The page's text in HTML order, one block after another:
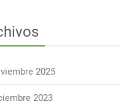
2025
2023